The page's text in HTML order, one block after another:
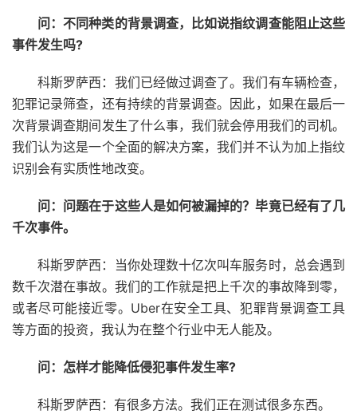
问：不同种类的背景调查，比如说指纹调查能阻止这些
事件发生吗?
科斯罗萨西：我们已经做过调查了。我们有车辆检查，
犯罪记录筛查，还有持续的背景调查。因此，如果在最后一
次背景调查期间发生了什么事，我们就会停用我们的司机。
我们认为这是一个全面的解决方案，我们并不认为加上指纹
识别会有实质性地改变。
问：问题在于这些人是如何被漏掉的？毕竟已经有了几
千次事件。
科斯罗萨西：当你处理数十亿次叫车服务时，总会遇到
数千次潜在事故。我们的工作就是把上千次的事故降到零，
或者尽可能接近零。Uber在安全工具、犯罪背景调查工具
等方面的投资，我认为在整个行业中无人能及。
问：怎样才能降低侵犯事件发生率?
科斯罗萨西：有很多方法。我们正在测试很多东西。